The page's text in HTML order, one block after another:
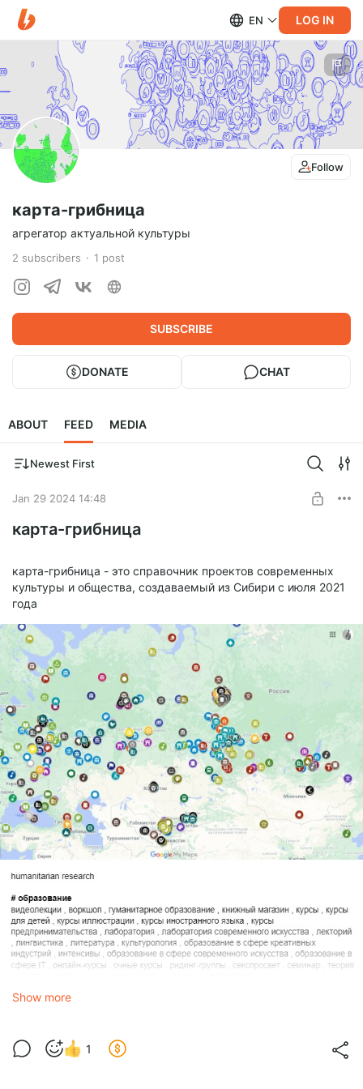
EN LOG IN
Follow
карта-грибница
агрегатор актуальной культуры
2 subscribers 1 post
SUBSCRIBE
DONATE CHAT
ABOUT FEED MEDIA
Newest First
Jan 29 2024 14:48
карта-грибница
карта-грибница - это справочник проектов современных
культуры и общества, создаваемый из Сибири с июля 2021
года
Show more
1